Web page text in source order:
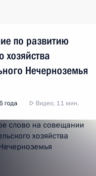
по развитию
хозяйства
Нечерноземья
года Видео, 11 мин.